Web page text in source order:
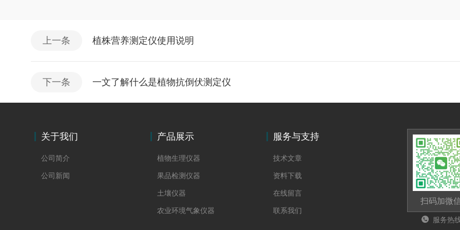
上一条 植株营养测定仪使用说明
下一条 一文了解什么是植物抗倒伏测定仪
关于我们
公司简介
公司新闻
产品展示
植物生理仪器
果品检测仪器
土壤仪器
农业环境气象仪器
服务与支持
技术文章
资料下载
在线留言
联系我们
扫码加微
服务热